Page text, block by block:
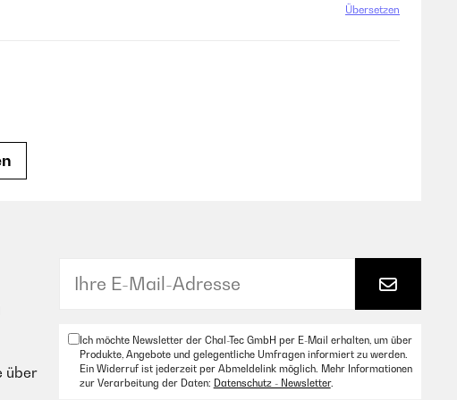
Übersetzen
pour y poser mes fesses pour déjeuner dans l'herbe ou
Übersetzen
über
Ich möchte Newsletter der Chal-Tec GmbH per E-Mail erhalten, um über
Produkte, Angebote und gelegentliche Umfragen informiert zu werden.
Ein Widerruf ist jederzeit per Abmeldelink möglich. Mehr Informationen
zur Verarbeitung der Daten: Datenschutz - Newsletter.